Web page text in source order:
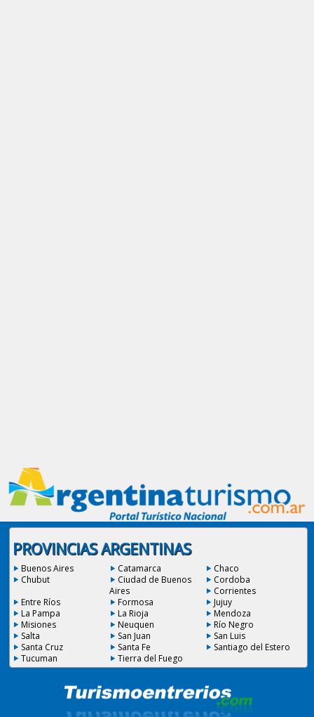
PROVINCIAS ARGENTINAS
Buenos Aires Catamarca
Chaco
Chubut
Ciudad de Buenos
Aires
Cordoba
Corrientes
Entre Ríos
Formosa
Jujuy
La Pampa
La Rioja
Mendoza
Misiones
Neuquen
Río Negro
Salta
San Juan
San Luis
Santa Cruz
Santa Fe
Santiago del Estero
Tucuman
Tierra del Fuego